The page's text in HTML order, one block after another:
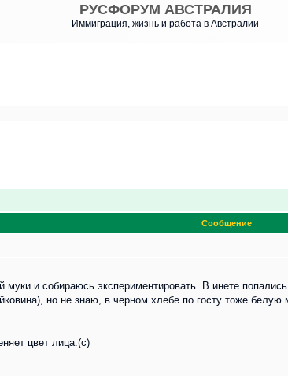
РУСФОРУМ АВСТРАЛИЯ
Иммиграция, жизнь и работа в Австралии
Сообщение
муки и собираюсь экспериментировать. В инете
но не знаю, в черном хлебе по госту тоже белую
цвет лица.(с)